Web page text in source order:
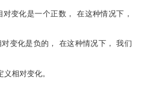
变化是一个正数， 在这种情况下，
变化是负的， 在这种情况下， 我们
相对变化。